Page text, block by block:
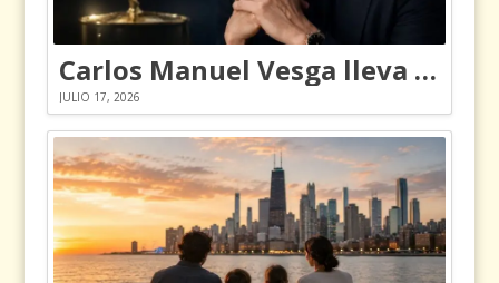
Carlos Manuel Vesga lleva el nombre de Colombia a los Emmy
JULIO 17, 2026